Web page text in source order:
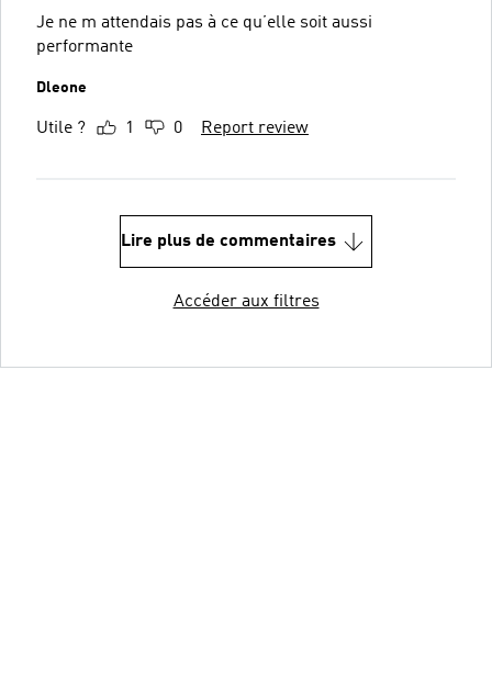
Je ne m attendais pas à ce qu’elle soit aussi
performante
Dleone
Utile ? 1 0 Report review
Lire plus de commentaires
Accéder aux filtres